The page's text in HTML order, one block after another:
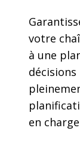
votre
à une
en